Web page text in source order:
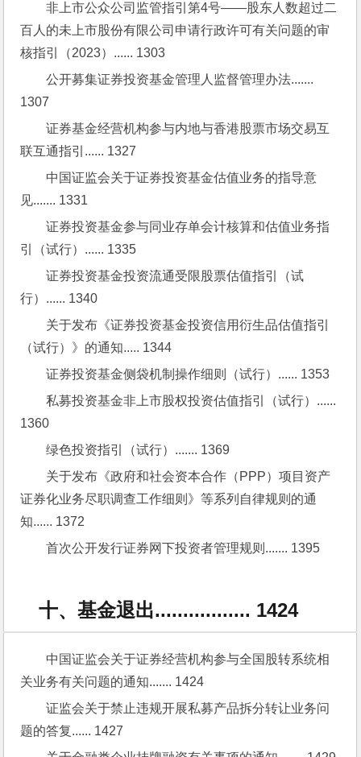
非上市公众公司监管指引第4号——股东人数超过二
百人的未上市股份有限公司申请行政许可有关问题的审
核指引（2023）...... 1303
公开募集证券投资基金管理人监督管理办法.......
1307
证券基金经营机构参与内地与香港股票市场交易互
联互通指引...... 1327
中国证监会关于证券投资基金估值业务的指导意
见....... 1331
证券投资基金参与同业存单会计核算和估值业务指
引（试行）...... 1335
证券投资基金投资流通受限股票估值指引（试
行）...... 1340
关于发布《证券投资基金投资信用衍生品估值指引
（试行）》的通知..... 1344
证券投资基金侧袋机制操作细则（试行）...... 1353
私募投资基金非上市股权投资估值指引（试行）......
1360
绿色投资指引（试行）....... 1369
关于发布《政府和社会资本合作（PPP）项目资产
证券化业务尽职调查工作细则》等系列自律规则的通
知...... 1372
首次公开发行证券网下投资者管理规则....... 1395
十、基金退出................. 1424
中国证监会关于证券经营机构参与全国股转系统相
关业务有关问题的通知....... 1424
证监会关于禁止违规开展私募产品拆分转让业务问
题的答复...... 1427